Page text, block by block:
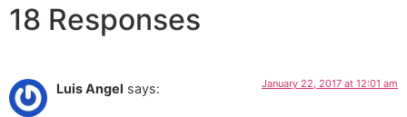
18 Responses
Luis Angel says: January 22, 2017 at 12:01 am